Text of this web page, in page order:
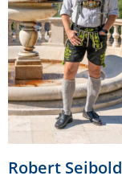
Robert Seibold